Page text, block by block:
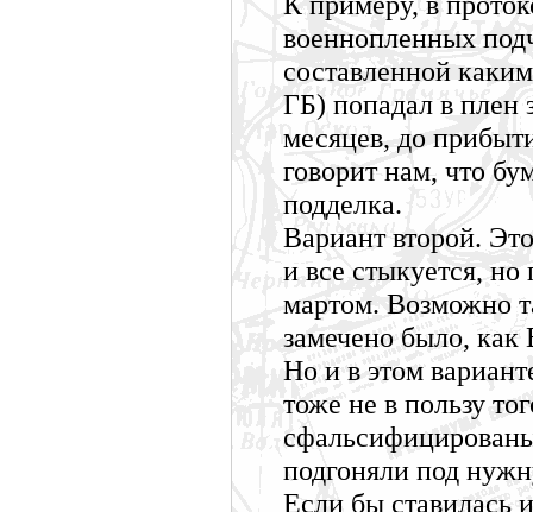
военнопленных
составленной
ГБ) попадал в плен
месяцев, до
говорит нам, что
подделка.
Вариант второй.
и все стыкуется, но
мартом. Возможно
замечено было,
Но и в этом
тоже не в пользу
подгоняли под
Если бы ставилась